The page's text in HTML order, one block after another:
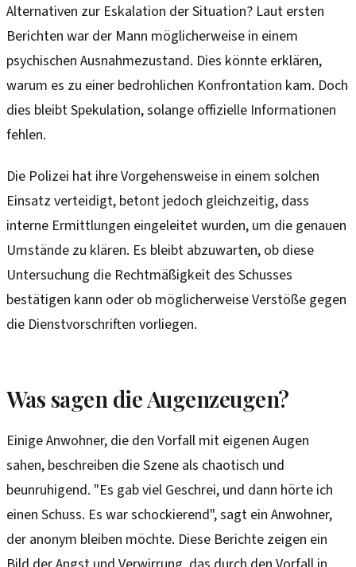
Alternativen zur Eskalation der Situation? Laut ersten
Berichten war der Mann möglicherweise in einem
psychischen Ausnahmezustand. Dies könnte erklären,
warum es zu einer bedrohlichen Konfrontation kam. Doch
dies bleibt Spekulation, solange offizielle Informationen
fehlen.
Die Polizei hat ihre Vorgehensweise in einem solchen
Einsatz verteidigt, betont jedoch gleichzeitig, dass
interne Ermittlungen eingeleitet wurden, um die genauen
Umstände zu klären. Es bleibt abzuwarten, ob diese
Untersuchung die Rechtmäßigkeit des Schusses
bestätigen kann oder ob möglicherweise Verstöße gegen
die Dienstvorschriften vorliegen.
Was sagen die Augenzeugen?
Einige Anwohner, die den Vorfall mit eigenen Augen
sahen, beschreiben die Szene als chaotisch und
beunruhigend. "Es gab viel Geschrei, und dann hörte ich
einen Schuss. Es war schockierend", sagt ein Anwohner,
der anonym bleiben möchte. Diese Berichte zeigen ein